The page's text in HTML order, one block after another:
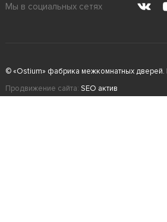
Мы в социальных сетях
© «Ostium» фабрика межкомнатных
Продвижение сайта: SEO актив